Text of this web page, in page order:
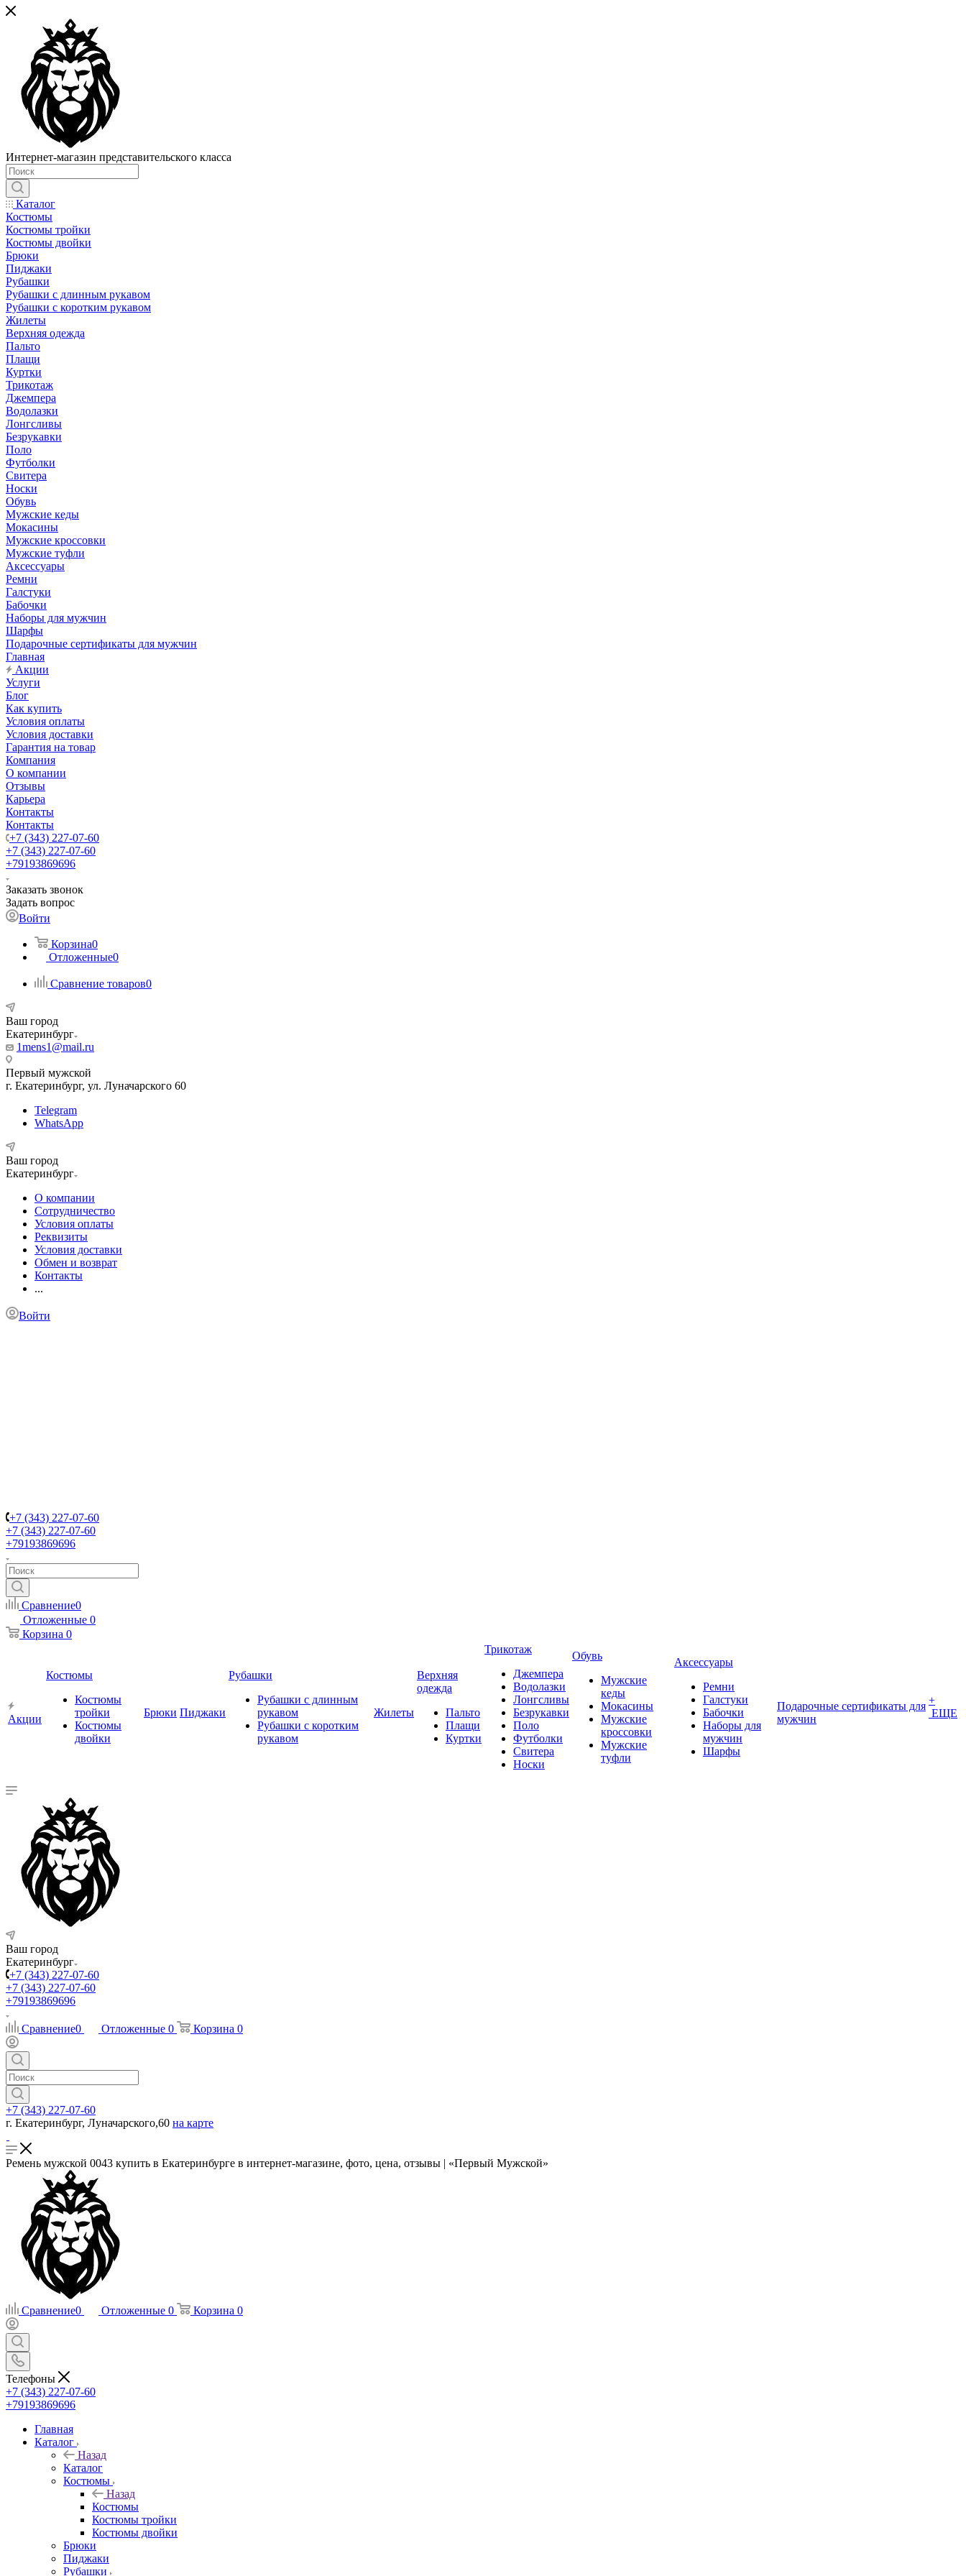
Интернет-магазин представительского класса
Каталог
Костюмы
Костюмы тройки
Костюмы двойки
Брюки
Пиджаки
Рубашки
Рубашки с длинным рукавом
Рубашки с коротким рукавом
Жилеты
Верхняя одежда
Пальто
Плащи
Куртки
Трикотаж
Джемпера
Водолазки
Лонгсливы
Безрукавки
Поло
Футболки
Свитера
Носки
Обувь
Мужские кеды
Мокасины
Мужские кроссовки
Мужские туфли
Аксессуары
Ремни
Галстуки
Бабочки
Наборы для мужчин
Шарфы
Подарочные сертификаты для мужчин
Главная
Акции
Услуги
Блог
Как купить
Условия оплаты
Условия доставки
Гарантия на товар
Компания
О компании
Отзывы
Карьера
Контакты
Контакты
+7 (343) 227-07-60
+7 (343) 227-07-60
+79193869696
Заказать звонок
Задать вопрос
Войти
Корзина0
Отложенные0
Сравнение товаров0
Ваш город
Екатеринбург
1mens1@mail.ru
Первый мужской
г. Екатеринбург, ул. Луначарского 60
Telegram
WhatsApp
Ваш город
Екатеринбург
О компании
Сотрудничество
Условия оплаты
Реквизиты
Условия доставки
Обмен и возврат
Контакты
...
Войти
+7 (343) 227-07-60
+7 (343) 227-07-60
+79193869696
Сравнение0
Отложенные 0
Корзина 0
Акции
Костюмы
Костюмы
тройки
Костюмы
двойки
Брюки Пиджаки
Рубашки
Рубашки с длинным
рукавом
Рубашки с коротким
рукавом
Жилеты
Верхняя
одежда
Пальто
Плащи
Куртки
Трикотаж
Джемпера
Водолазки
Лонгсливы
Безрукавки
Поло
Футболки
Свитера
Носки
Обувь
Мужские
кеды
Мокасины
Мужские
кроссовки
Мужские
туфли
Аксессуары
Ремни
Галстуки
Бабочки
Наборы для
мужчин
Шарфы
Подарочные сертификаты для
мужчин
+
ЕЩЕ
Ваш город
Екатеринбург
+7 (343) 227-07-60
+7 (343) 227-07-60
+79193869696
Сравнение0 Отложенные 0 Корзина 0
+7 (343) 227-07-60
г. Екатеринбург, Луначарского,60 на карте
Ремень мужской 0043 купить в Екатеринбурге в интернет-магазине, фото, цена, отзывы | «Первый Мужской»
Сравнение0 Отложенные 0 Корзина 0
Телефоны
+7 (343) 227-07-60
+79193869696
Главная
Каталог
Назад
Каталог
Костюмы
Назад
Костюмы
Костюмы тройки
Костюмы двойки
Брюки
Пиджаки
Рубашки